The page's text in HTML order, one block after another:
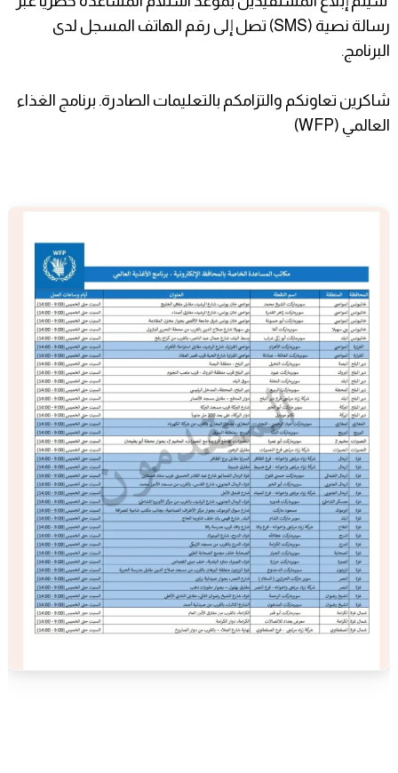
رسالة نصية (SMS) تصل إلى رقم الهاتف المسجل لدى
البرنامج.
شاكرين تعاونكم والتزامكم بالتعليمات الصادرة. برنامج الغذاء
العالمي (WFP)